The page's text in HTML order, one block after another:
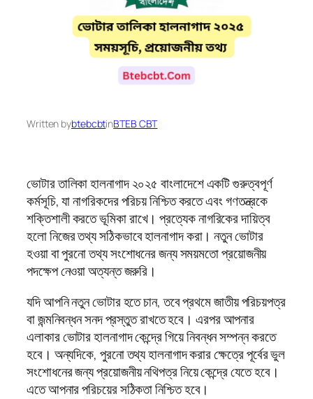
Written bybtebcbtinBTEB CBT
ভোটার তালিকা হালনাগাদ ২০২৫ বাংলাদেশে একটি গুরুত্বপূর্ণ
কর্মসূচি, যা নাগরিকদের পরিচয় নিশ্চিত করতে এবং গণতন্ত্রকে
শক্তিশালী করতে ভূমিকা রাখে। প্রত্যেক নাগরিকের দায়িত্ব
হলো নিজের তথ্য সঠিকভাবে হালনাগাদ করা। নতুন ভোটার
হওয়া বা পুরনো তথ্য সংশোধনের জন্য সময়মতো প্রয়োজনীয়
পদক্ষেপ নেওয়া অত্যন্ত জরুরি।
যদি আপনি নতুন ভোটার হতে চান, তবে প্রথমে জাতীয় পরিচয়পত্র
বা জন্মনিবন্ধন সনদ প্রস্তুত রাখতে হবে। এরপর আপনার
এলাকার ভোটার হালনাগাদ কেন্দ্রে গিয়ে নিবন্ধন সম্পন্ন করতে
হবে। অন্যদিকে, পুরনো তথ্য হালনাগাদ করার ক্ষেত্রে পূর্বের ভুল
সংশোধনের জন্য প্রয়োজনীয় নথিপত্র নিয়ে কেন্দ্রে যেতে হবে।
এতে আপনার পরিচয়ের সঠিকতা নিশ্চিত হবে।